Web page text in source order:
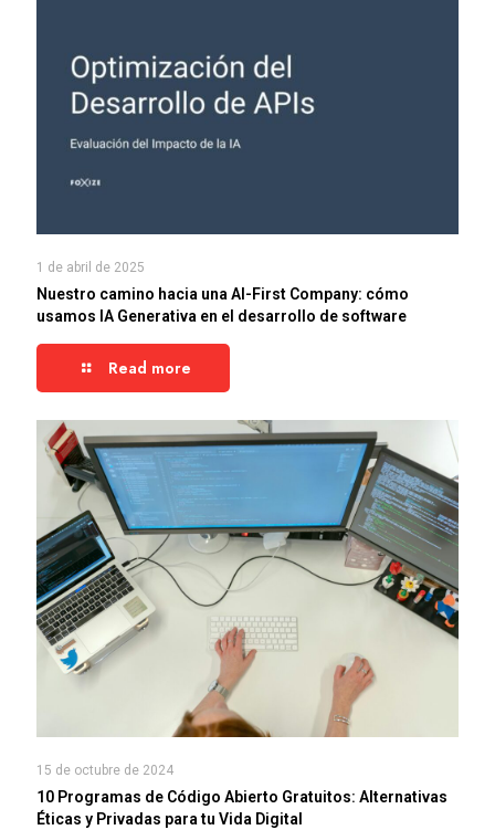
1 de abril de 2025
Nuestro camino hacia una AI-First Company: cómo
usamos IA Generativa en el desarrollo de software
Read more
15 de octubre de 2024
10 Programas de Código Abierto Gratuitos: Alternativas
Éticas y Privadas para tu Vida Digital